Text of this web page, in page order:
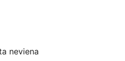
neviena